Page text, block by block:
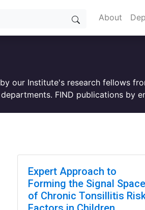
About
our Institute's research fellows
FIND publications by
Expert Approach to
Forming the Signal Space
of Chronic Tonsillitis